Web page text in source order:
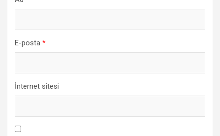
E-posta *
İnternet sitesi